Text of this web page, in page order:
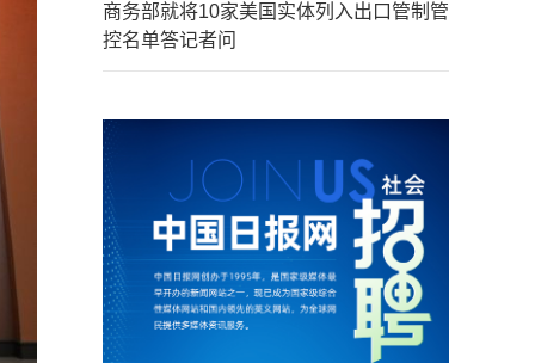
商务部就将10家美国实体列入出口管制管
控名单答记者问